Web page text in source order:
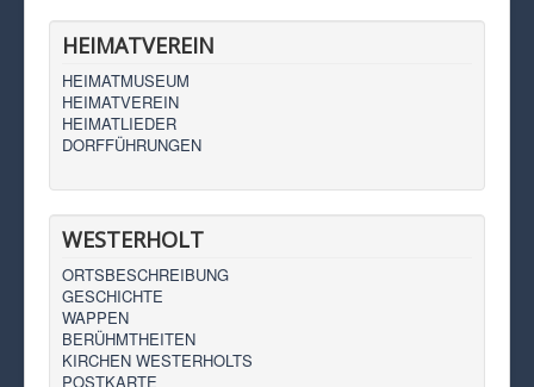
HEIMATVEREIN
HEIMATMUSEUM
HEIMATVEREIN
HEIMATLIEDER
DORFFÜHRUNGEN
WESTERHOLT
ORTSBESCHREIBUNG
GESCHICHTE
WAPPEN
BERÜHMTHEITEN
KIRCHEN WESTERHOLTS
POSTKARTE